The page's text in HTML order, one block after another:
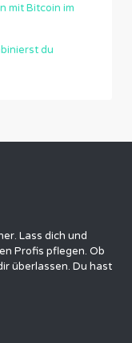
mit Bitcoin im
du
Lass dich und
Profis pflegen. Ob
überlassen. Du hast